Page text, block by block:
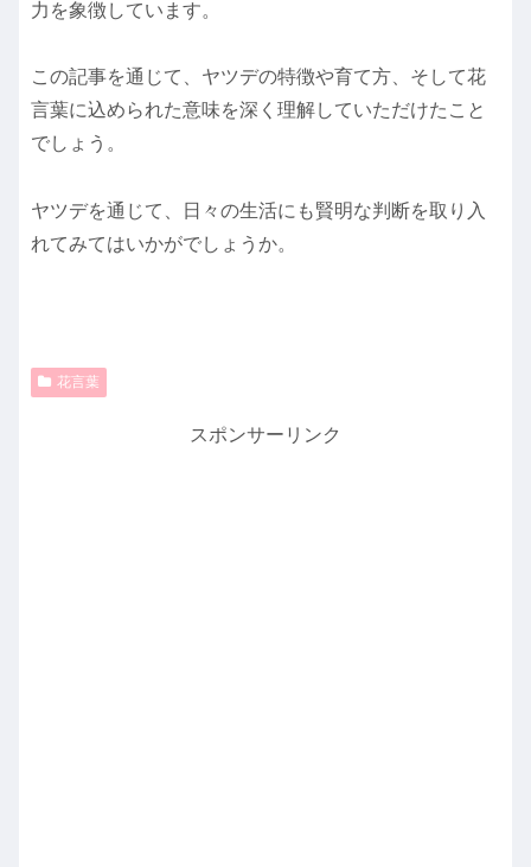
力を象徴しています。
この記事を通じて、ヤツデの特徴や育て方、そして花
言葉に込められた意味を深く理解していただけたこと
でしょう。
ヤツデを通じて、日々の生活にも賢明な判断を取り入
れてみてはいかがでしょうか。
花言葉
スポンサーリンク